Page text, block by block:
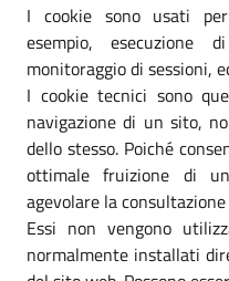
I cookie sono usati
esempio, esecuzione
monitoraggio di sessioni,
I cookie tecnici sono
navigazione di un sito,
dello stesso. Poiché
ottimale fruizione di
agevolare la
Essi non vengono
normalmente installati